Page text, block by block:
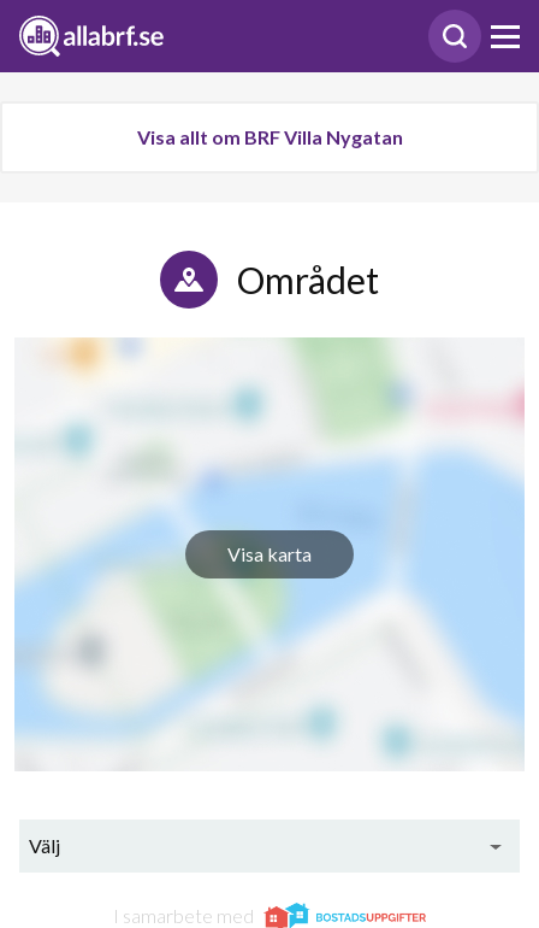
Visa allt om BRF Villa Nygatan
Området
Visa karta
Välj
I samarbete med